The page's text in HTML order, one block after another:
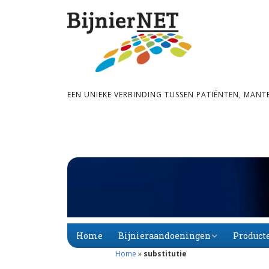
EEN UNIEKE VERBINDING TUSSEN PATIËNTEN,
Home Bijnieraandoeningen
Home » substitutie